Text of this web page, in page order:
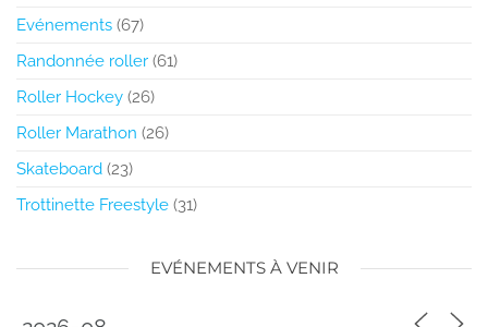
Evénements (67)
Randonnée roller (61)
Roller Hockey (26)
Roller Marathon (26)
Skateboard (23)
Trottinette Freestyle (31)
EVÉNEMENTS À VENIR